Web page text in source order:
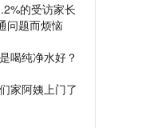
的受访家长
问题而烦恼
喝纯净水好？
家阿姨上门了